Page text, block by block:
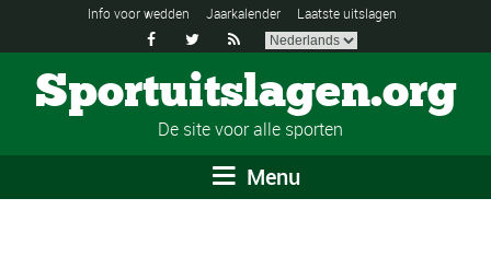
Info voor wedden Jaarkalender Laatste uitslagen
  
Sportuitslagen.org
De site voor alle sporten
Menu